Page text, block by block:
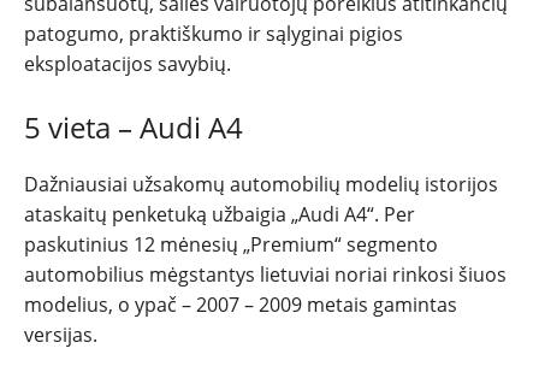
patogumo, praktiškumo ir sąlyginai pigios
eksploatacijos savybių.
5 vieta – Audi A4
Dažniausiai užsakomų automobilių modelių istorijos
ataskaitų penketuką užbaigia „Audi A4“. Per
paskutinius 12 mėnesių „Premium“ segmento
automobilius mėgstantys lietuviai noriai rinkosi šiuos
modelius, o ypač – 2007 – 2009 metais gamintas
versijas.